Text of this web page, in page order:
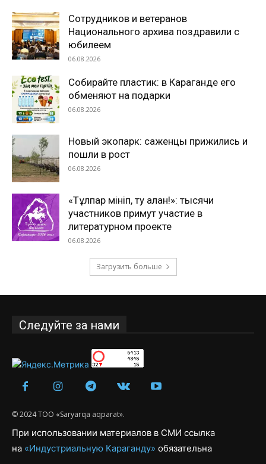
Сотрудников и ветеранов
Национального архива поздравили с
юбилеем
06.08.2026
Собирайте пластик: в Караганде его
обменяют на подарки
06.08.2026
Новый экопарк: саженцы прижились и
пошли в рост
06.08.2026
«Тұлпар мініп, ту алған!»: тысячи
участников примут участие в
литературном проекте
06.08.2026
Загрузить больше
Следуйте за нами
© 2024 ТОО «Saryarqa aqparat».
При использовании материалов в СМИ ссылка
на «Индустриальную Караганду» обязательна